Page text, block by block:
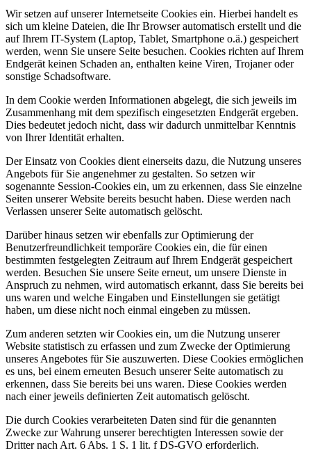
Wir setzen auf unserer Internetseite Cookies ein. Hierbei handelt es
sich um kleine Dateien, die Ihr Browser automatisch erstellt und die
auf Ihrem IT-System (Laptop, Tablet, Smartphone o.ä.) gespeichert
werden, wenn Sie unsere Seite besuchen. Cookies richten auf Ihrem
Endgerät keinen Schaden an, enthalten keine Viren, Trojaner oder
sonstige Schadsoftware.
In dem Cookie werden Informationen abgelegt, die sich jeweils im
Zusammenhang mit dem spezifisch eingesetzten Endgerät ergeben.
Dies bedeutet jedoch nicht, dass wir dadurch unmittelbar Kenntnis
von Ihrer Identität erhalten.
Der Einsatz von Cookies dient einerseits dazu, die Nutzung unseres
Angebots für Sie angenehmer zu gestalten. So setzen wir
sogenannte Session-Cookies ein, um zu erkennen, dass Sie einzelne
Seiten unserer Website bereits besucht haben. Diese werden nach
Verlassen unserer Seite automatisch gelöscht.
Darüber hinaus setzen wir ebenfalls zur Optimierung der
Benutzerfreundlichkeit temporäre Cookies ein, die für einen
bestimmten festgelegten Zeitraum auf Ihrem Endgerät gespeichert
werden. Besuchen Sie unsere Seite erneut, um unsere Dienste in
Anspruch zu nehmen, wird automatisch erkannt, dass Sie bereits bei
uns waren und welche Eingaben und Einstellungen sie getätigt
haben, um diese nicht noch einmal eingeben zu müssen.
Zum anderen setzten wir Cookies ein, um die Nutzung unserer
Website statistisch zu erfassen und zum Zwecke der Optimierung
unseres Angebotes für Sie auszuwerten. Diese Cookies ermöglichen
es uns, bei einem erneuten Besuch unserer Seite automatisch zu
erkennen, dass Sie bereits bei uns waren. Diese Cookies werden
nach einer jeweils definierten Zeit automatisch gelöscht.
Die durch Cookies verarbeiteten Daten sind für die genannten
Zwecke zur Wahrung unserer berechtigten Interessen sowie der
Dritter nach Art. 6 Abs. 1 S. 1 lit. f DS-GVO erforderlich.